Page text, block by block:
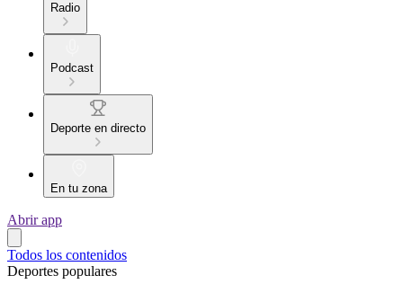
Radio
Podcast
Deporte en directo
En tu zona
Abrir app
Todos los contenidos
Deportes populares